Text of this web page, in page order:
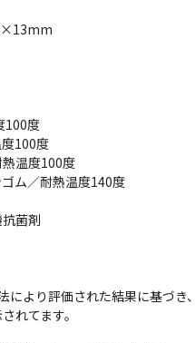
100度
100度
温度100度
ム／耐熱温度140度
菌剤
により評価された結果に基づ
れてます。